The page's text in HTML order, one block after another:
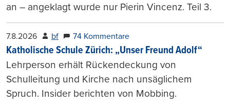
an – angeklagt wurde nur Pierin Vincenz. Teil 3.
7.8.2026 bf 74 Kommentare
Katholische Schule Zürich: „Unser Freund Adolf“
Lehrperson erhält Rückendeckung von
Schulleitung und Kirche nach unsäglichem
Spruch. Insider berichten von Mobbing.